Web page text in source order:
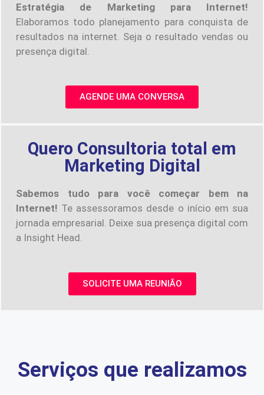
Estratégia de Marketing para Internet!
Elaboramos todo planejamento para conquista de
resultados na internet. Seja o resultado vendas ou
presença digital.
AGENDE UMA CONVERSA
Quero Consultoria total em
Marketing Digital
Sabemos tudo para você começar bem na
Internet! Te assessoramos desde o início em sua
jornada empresarial. Deixe sua presença digital com
a Insight Head.
SOLICITE UMA REUNIÃO
Serviços que realizamos